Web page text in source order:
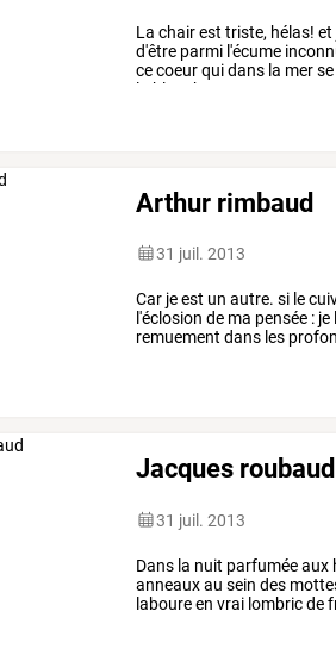
La chairest triste, hélas! et
d'être parmi l'écume
cecoeurquidans la merse
la
blancheur
Arthur rimbaud
31 juil. 2013
Car jeest un autre. si le
l'éclosion de ma pensée : je
remuement dans les
Jacques roubaud
31 juil. 2013
Dans la nuit parfuméeaux
anneauxau sein des
laboureen vrai lombricde